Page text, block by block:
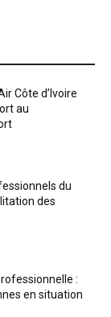
Côte d’Ivoire
au
du
des
:
en situation